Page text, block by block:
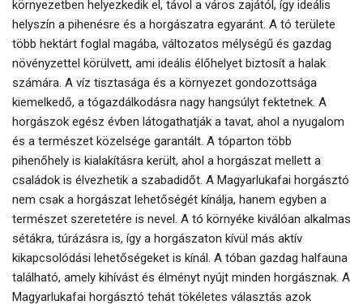
környezetben helyezkedik el, távol a város zajától, így ideális
helyszín a pihenésre és a horgászatra egyaránt. A tó területe
több hektárt foglal magába, változatos mélységű és gazdag
növényzettel körülvett, ami ideális élőhelyet biztosít a halak
számára. A víz tisztasága és a környezet gondozottsága
kiemelkedő, a tógazdálkodásra nagy hangsúlyt fektetnek. A
horgászok egész évben látogathatják a tavat, ahol a nyugalom
és a természet közelsége garantált. A tóparton több
pihenőhely is kialakításra került, ahol a horgászat mellett a
családok is élvezhetik a szabadidőt. A Magyarlukafai horgásztó
nem csak a horgászat lehetőségét kínálja, hanem egyben a
természet szeretetére is nevel. A tó környéke kiválóan alkalmas
sétákra, túrázásra is, így a horgászaton kívül más aktív
kikapcsolódási lehetőségeket is kínál. A tóban gazdag halfauna
található, amely kihívást és élményt nyújt minden horgásznak. A
Magyarlukafai horgásztó tehát tökéletes választás azok